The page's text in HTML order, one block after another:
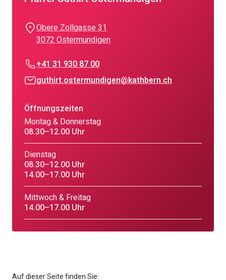
Obere Zollgasse 31
3072 Ostermundigen
+41 31 930 87 00
guthirt.ostermundigen@kathbern.ch
Öffnungszeiten
Montag & Donnerstag
08.30–12.00 Uhr
Dienstag
08.30–12.00 Uhr
14.00–17.00 Uhr
Mittwoch & Freitag
14.00–17.00 Uhr
Auf dieser Seite finden Sie: